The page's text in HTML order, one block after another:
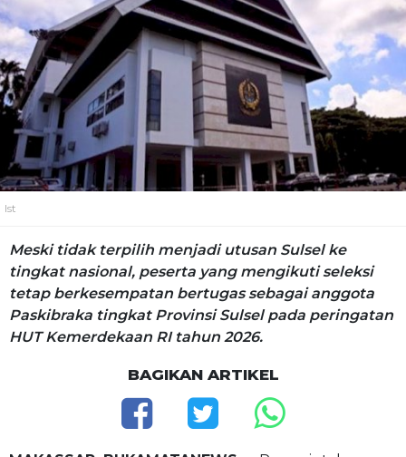
Ist
Meski tidak terpilih menjadi utusan Sulsel ke
tingkat nasional, peserta yang mengikuti seleksi
tetap berkesempatan bertugas sebagai anggota
Paskibraka tingkat Provinsi Sulsel pada peringatan
HUT Kemerdekaan RI tahun 2026.
BAGIKAN ARTIKEL